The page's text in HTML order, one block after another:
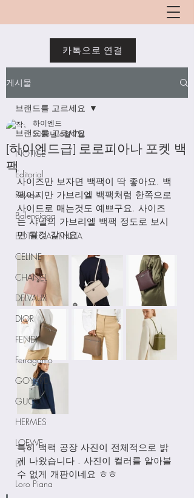
카톡으로 연결
게시물
브랜드를 고르세요
NOTICE
Editorial
Review
Balenciaga
BOTTEGA VENETA
CELINE
CHANEL
DELVAUX
DIOR
FENDI
Ferragamo
GOYARD
GUCCI
HERMES
LOEWE
LV
Loro Piana
브랜드를 고르세요
[하이엔드급] 로로피아나 포켓 백
팩
하이엔드
2023년 6월 7일
사이즈만 보자면 백팩이 딱 좋아요. 백
팩이지만 가브리엘 백팩처럼 한쪽으로
사이드로 매는것도 예쁘구요. 사이즈
는 샤넬의 가브리엘 백팩 정도로 보시
면 될것 같아요.
특히 백팩 공장 사진이 전체적으로 밝
게 나왔습니다 . 사진이 컬러를 알아볼
수 없게 개판이네요 ㅎㅎ